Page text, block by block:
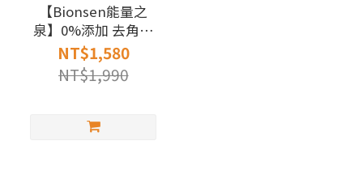
【Bionsen能量之
泉】0%添加 去角質
沐浴乳系列 400ml
NT$1,580
NT$1,990